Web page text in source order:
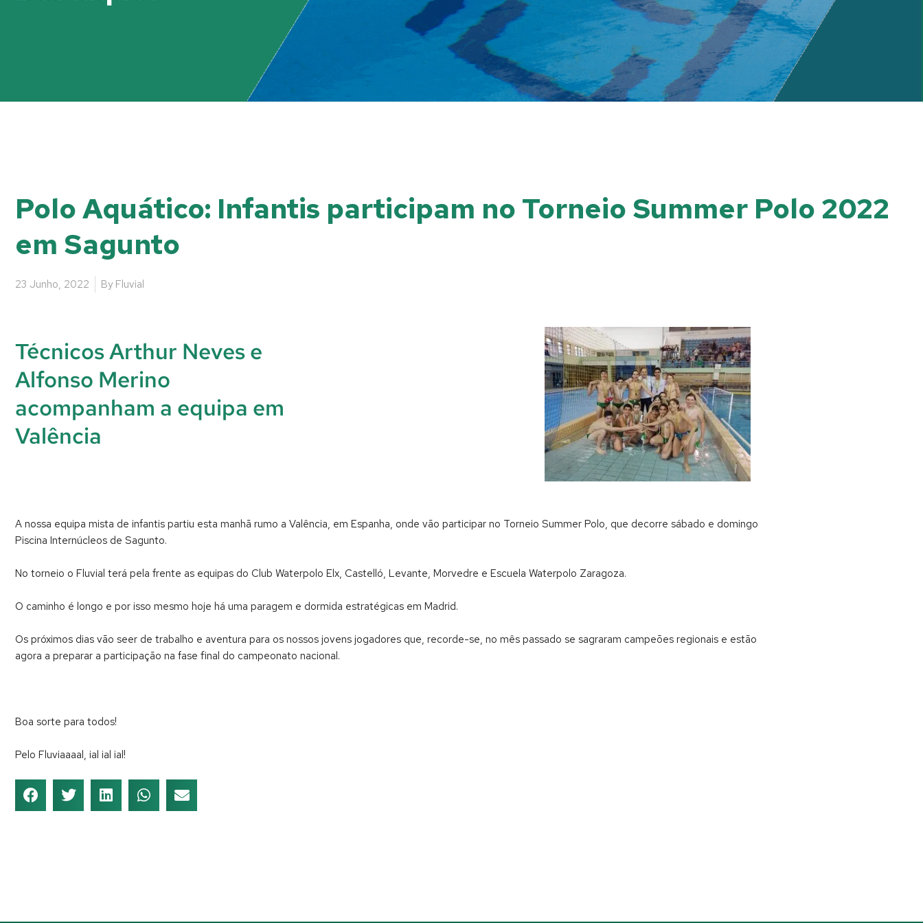
Polo Aquático: Infantis participam no Torneio Summer Polo 2022
em Sagunto
23 Junho, 2022 By Fluvial
Técnicos Arthur Neves e
Alfonso Merino
acompanham a equipa em
Valência
A nossa equipa mista de infantis partiu esta manhã rumo a Valência, em Espanha, onde vão participar no Torneio Summer Polo, que decorre sábado e domingo
Piscina Internúcleos de Sagunto.
No torneio o Fluvial terá pela frente as equipas do Club Waterpolo Elx, Castelló, Levante, Morvedre e Escuela Waterpolo Zaragoza.
O caminho é longo e por isso mesmo hoje há uma paragem e dormida estratégicas em Madrid.
Os próximos dias vão seer de trabalho e aventura para os nossos jovens jogadores que, recorde-se, no mês passado se sagraram campeões regionais e estão
agora a preparar a participação na fase final do campeonato nacional.
Boa sorte para todos!
Pelo Fluviaaaal, ial ial ial!